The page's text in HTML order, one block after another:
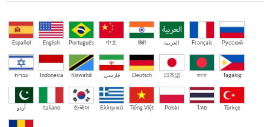
Español English Português 中文 हिंदी العربية Français Русский
עברית Indonesia Kiswahili فارسی Deutsch 日本語 বাংলা Tagalog
اُردو Italiano 한국어 Ελληνικά Tiếng Việt Polski ไทย Türkçe